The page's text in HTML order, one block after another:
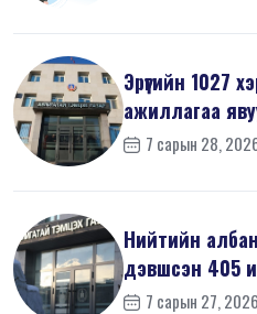
Эрүүгийн 1027
ажиллагаа
7 сарын 28,
Нийтийн
дэвшсэн 405
мэдүүл...
7 сарын 27, 2026